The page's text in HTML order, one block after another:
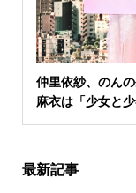
仲里依紗、のん
麻衣は「少女と
最新記事